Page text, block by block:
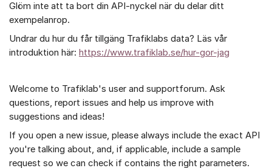
Glöm inte att ta bort din API-nyckel när du delar ditt
exempelanrop.
Undrar du hur du får tillgäng Trafiklabs data? Läs vår
introduktion här: https://www.trafiklab.se/hur-gor-jag
Welcome to Trafiklab's user and supportforum. Ask
questions, report issues and help us improve with
suggestions and ideas!
If you open a new issue, please always include the exact API
you're talking about, and, if applicable, include a sample
request so we can check if contains the right parameters.